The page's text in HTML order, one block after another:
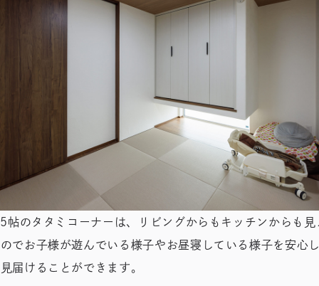
帖のタタミコーナーは、リビングからもキッチンからも見
でお子様が遊んでいる様子やお昼寝している様子を安心
届けることができます。